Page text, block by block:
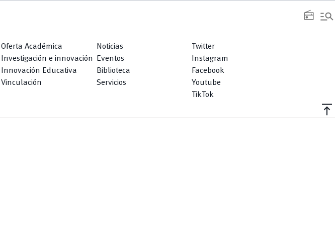
radio manage_search
Oferta Académica
Investigación e innovación
Innovación Educativa
Vinculación
Noticias
Eventos
Biblioteca
Servicios
Twitter
Instagram
Facebook
Youtube
TikTok
vertical_align_top